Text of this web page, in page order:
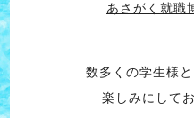
あさがく就
数多くの学生様
楽しみにして